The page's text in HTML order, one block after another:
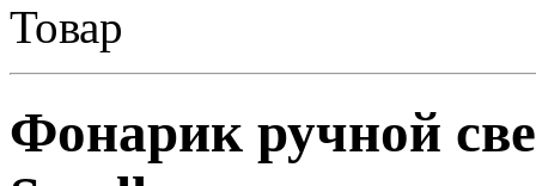
Товар
Фонарик ручной